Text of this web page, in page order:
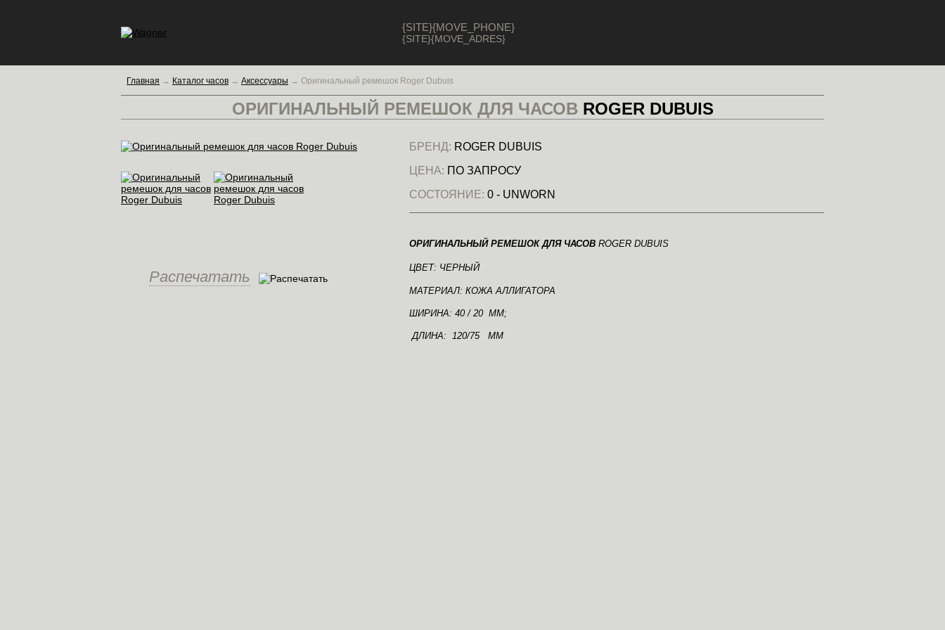
{SITE}{MOVE_PHONE}
{SITE}{MOVE_ADRES}
Главная → Каталог часов → Аксессуары → Оригинальный ремешок Roger Dubuis
ОРИГИНАЛЬНЫЙ РЕМЕШОК ДЛЯ ЧАСОВ ROGER DUBUIS
Распечатать
БРЕНД: ROGER DUBUIS
ЦЕНА: ПО ЗАПРОСУ
СОСТОЯНИЕ: 0 - UNWORN
ОРИГИНАЛЬНЫЙ РЕМЕШОК ДЛЯ ЧАСОВ ROGER DUBUIS
ЦВЕТ: ЧЕРНЫЙ
МАТЕРИАЛ: КОЖА АЛЛИГАТОРА
ШИРИНА: 40 / 20 ММ;
ДЛИНА: 120/75 ММ